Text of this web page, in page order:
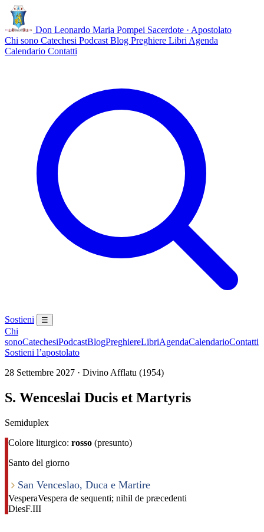
Don Leonardo Maria Pompei Sacerdote · Apostolato
Chi sono Catechesi Podcast Blog Preghiere Libri Agenda
Calendario Contatti
Sostieni ☰
Chi
sonoCatechesiPodcastBlogPreghiereLibriAgendaCalendarioContatti
Sostieni l’apostolato
28 Settembre 2027 · Divino Afflatu (1954)
S. Wenceslai Ducis et Martyris
Semiduplex
Colore liturgico: rosso (presunto)
Santo del giorno
San Venceslao, Duca e Martire
VesperaVespera de sequenti; nihil de præcedenti
DiesF.III